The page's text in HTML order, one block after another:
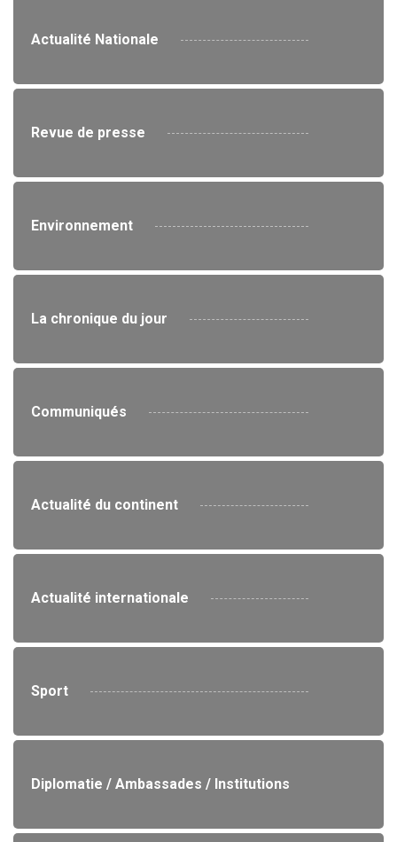
Actualité Nationale
Revue de presse
Environnement
La chronique du jour
Communiqués
Actualité du continent
Actualité internationale
Sport
Diplomatie / Ambassades / Institutions